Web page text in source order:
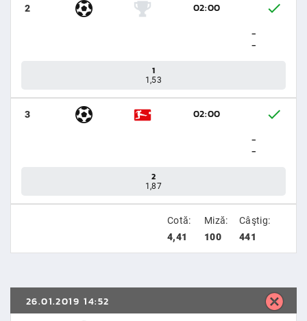
2
02:00
-
-
1
1,53
3
02:00
-
-
2
1,87
Cotă:
4,41
Miză:
100
Câştig:
441
26.01.2019 14:52